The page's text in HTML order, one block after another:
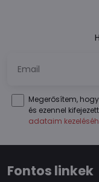
Megerősítem,
és ezennel kifejezett
adataim
Fontos linkek